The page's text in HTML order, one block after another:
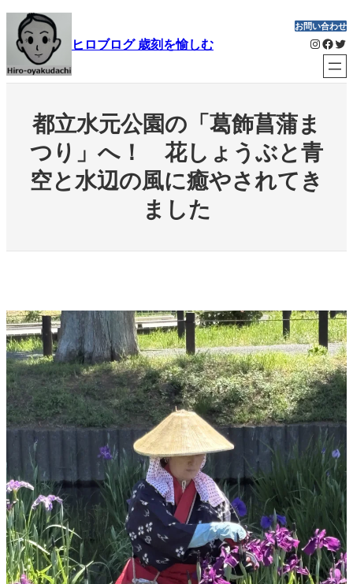
内
容
を
ス
ヒロブログ 歳刻を愉しむ
お問い合わせ
Instagram Facebook Twitter
都立水元公園の「葛飾菖蒲ま
つり」へ！ 花しょうぶと青
空と水辺の風に癒やされてき
ました